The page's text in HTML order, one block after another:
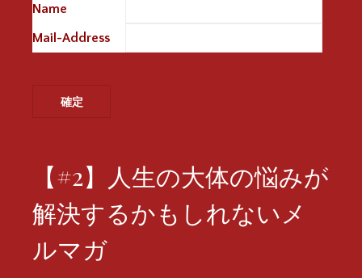
Name
Mail-Address
【#2】人生の大体の悩みが
解決するかもしれないメ
ルマガ